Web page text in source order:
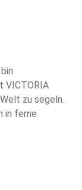
VICTORIA
zu segeln.
in ferne